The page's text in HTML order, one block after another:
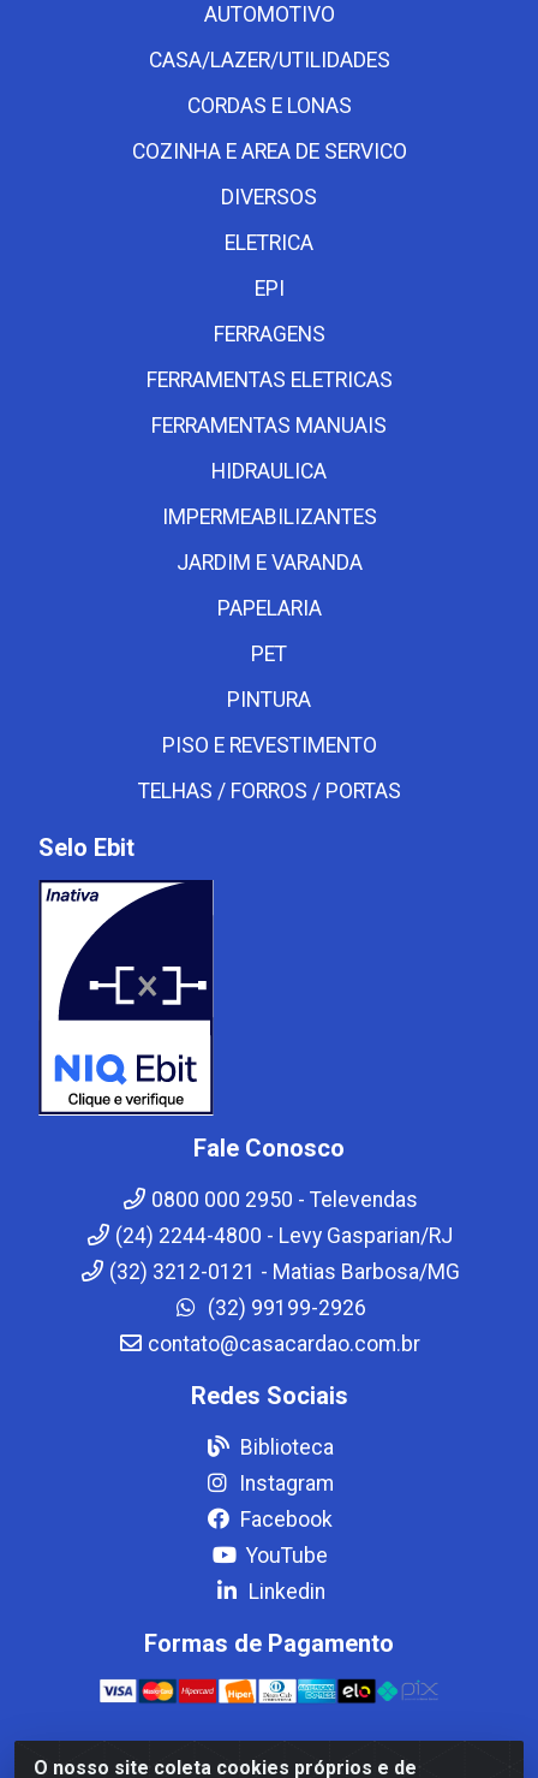
O nosso site coleta cookies próprios e de
AUTOMOTIVO
CASA/LAZER/UTILIDADES
CORDAS E LONAS
COZINHA E AREA DE SERVICO
DIVERSOS
ELETRICA
EPI
FERRAGENS
FERRAMENTAS ELETRICAS
FERRAMENTAS MANUAIS
HIDRAULICA
IMPERMEABILIZANTES
JARDIM E VARANDA
PAPELARIA
PET
PINTURA
PISO E REVESTIMENTO
TELHAS / FORROS / PORTAS
Selo Ebit
Fale Conosco
0800 000 2950 - Televendas
(24) 2244-4800 - Levy Gasparian/RJ
(32) 3212-0121 - Matias Barbosa/MG
(32) 99199-2926
contato@casacardao.com.br
Redes Sociais
Biblioteca
Instagram
Facebook
YouTube
Linkedin
Formas de Pagamento